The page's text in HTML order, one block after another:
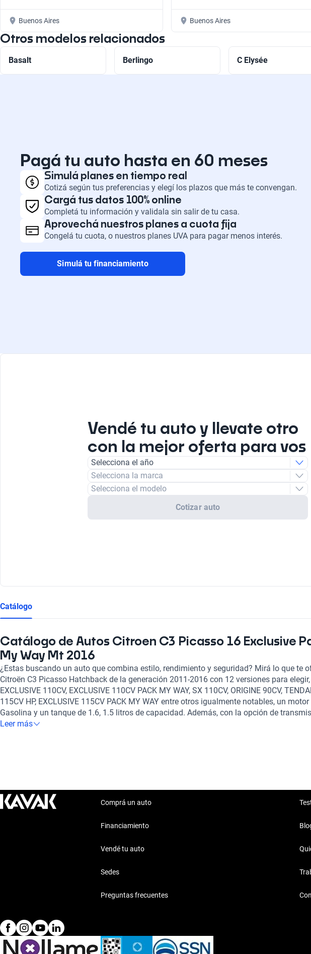
Buenos Aires Buenos Aires
Otros modelos relacionados
Basalt Berlingo C Elysée
Pagá tu auto hasta en 60 meses
Simulá planes en tiempo real
Cotizá según tus preferencias y elegí los plazos que más te convengan.
Cargá tus datos 100% online
Completá tu información y validala sin salir de tu casa.
Aprovechá nuestros planes a cuota fija
Congelá tu cuota, o nuestros planes UVA para pagar menos interés.
Simulá tu financiamiento
Vendé tu auto y llevate otro
con la mejor oferta para vos
Selecciona el año
Selecciona la marca
Selecciona el modelo
Cotizar auto
Catálogo
Catálogo de Autos Citroen C3 Picasso 16 Exclusive
My Way Mt 2016
¿Estas buscando un auto que combina estilo, rendimiento y seguridad? Mirá lo que te
Citroën C3 Picasso Hatchback de la generación 2011-2016 con 12 versiones para
EXCLUSIVE 110CV, EXCLUSIVE 110CV PACK MY WAY, SX 110CV, ORIGINE 90CV,
115CV HP, EXCLUSIVE 115CV PACK MY WAY entre otros igualmente notables, un motor
Gasolina y un tanque de 1.6, 1.5 litros de capacidad. Además, con la opción de
Manual, es el auto perfecto para cualquier situación.
Leer más
Comprá un auto
Financiamiento
Vendé tu auto
Sedes
Preguntas frecuentes